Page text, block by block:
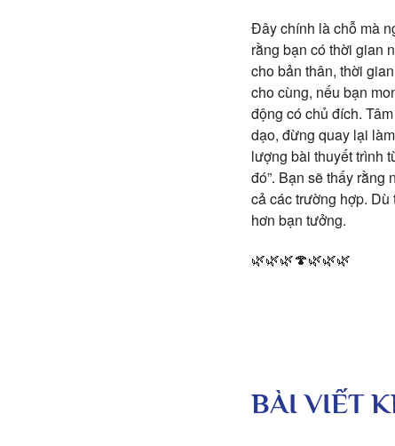
Đây chính là chỗ mà
rằng bạn có thời gian
cho bản thân, thời
cho cùng, nếu bạn
động có chủ đích.
dạo, đừng quay lại
lượng bài thuyết trình
đó”. Bạn sẽ thấy
cả các trường hợp.
hơn bạn tưởng.
🌿🌿🌿🍄🌿🌿🌿
BÀI VIẾT